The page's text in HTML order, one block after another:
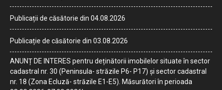
Publicații de căsătorie din 04.08.2026
Publicație de căsătorie din 03.08.2026
ANUNȚ DE INTERES pentru deținătorii imobilelor situate în sector
cadastral nr. 30 (Peninsula- străzile P6- P17) și sector cadastral
nr. 18 (Zona Ecluză- străzile E1-E5). Măsurători în perioada